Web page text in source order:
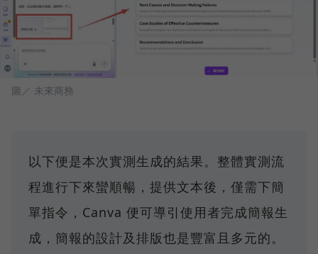
圖／ 未來商務
以下便是本次實測生成的結果。整體實測流
程進行下來蠻順暢，提供文本後，僅需下簡
單指令，Canva 便可導引使用者完成簡報生
成，簡報的設計及排版也是豐富且多元的。